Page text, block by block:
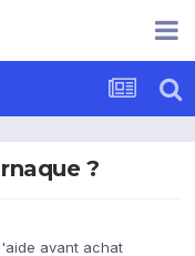
?
avant achat